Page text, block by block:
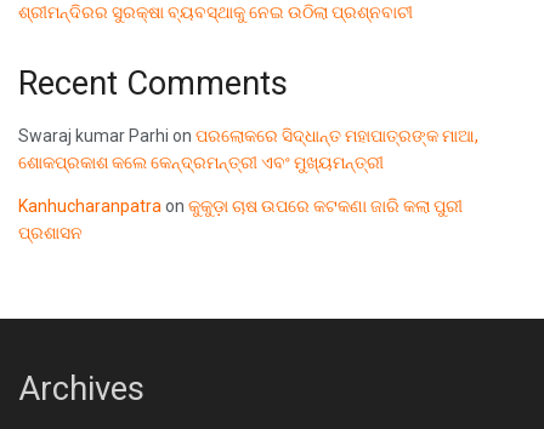
ଶ୍ରୀମନ୍ଦିରର ସୁରକ୍ଷା ବ୍ୟବସ୍ଥାକୁ ନେଇ ଉଠିଲା ପ୍ରଶ୍ନବାଚୀ
Recent Comments
Swaraj kumar Parhi on ପରଲୋକରେ ସିଦ୍ଧାନ୍ତ ମହାପାତ୍ରଙ୍କ ମାଆ,
ଶୋକପ୍ରକାଶ କଲେ କେନ୍ଦ୍ରମନ୍ତ୍ରୀ ଏବଂ ମୁଖ୍ୟମନ୍ତ୍ରୀ
Kanhucharanpatra on କୁକୁଡ଼ା ଚାଷ ଉପରେ କଟକଣା ଜାରି କଲା ପୁରୀ
ପ୍ରଶାସନ
Archives